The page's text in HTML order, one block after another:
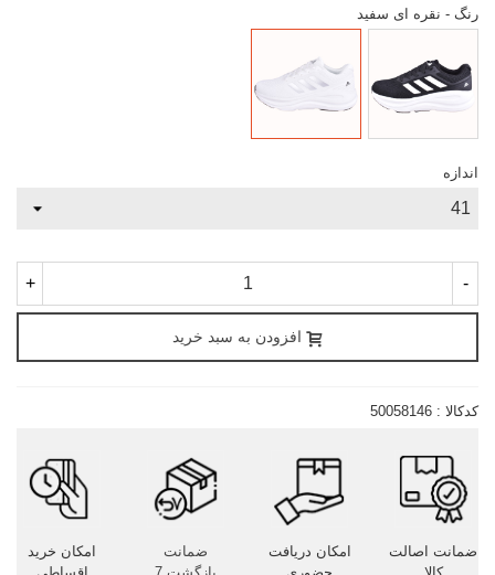
رنگ - نقره ای سفید
سفید
ای
سفید
اندازه
-
+
افزودن به سبد خرید
کدکالا : 50058146
ضمانت اصالت
امکان دریافت
ضمانت
امکان خرید